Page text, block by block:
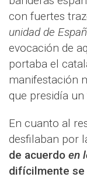
con fuertes
unidad de
evocación de
portaba el
manifestación
que presidía
En cuanto al
desfilaban por
de acuerdo en
difícilmente se